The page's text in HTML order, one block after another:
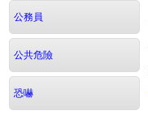
公務員
公共危險
恐嚇